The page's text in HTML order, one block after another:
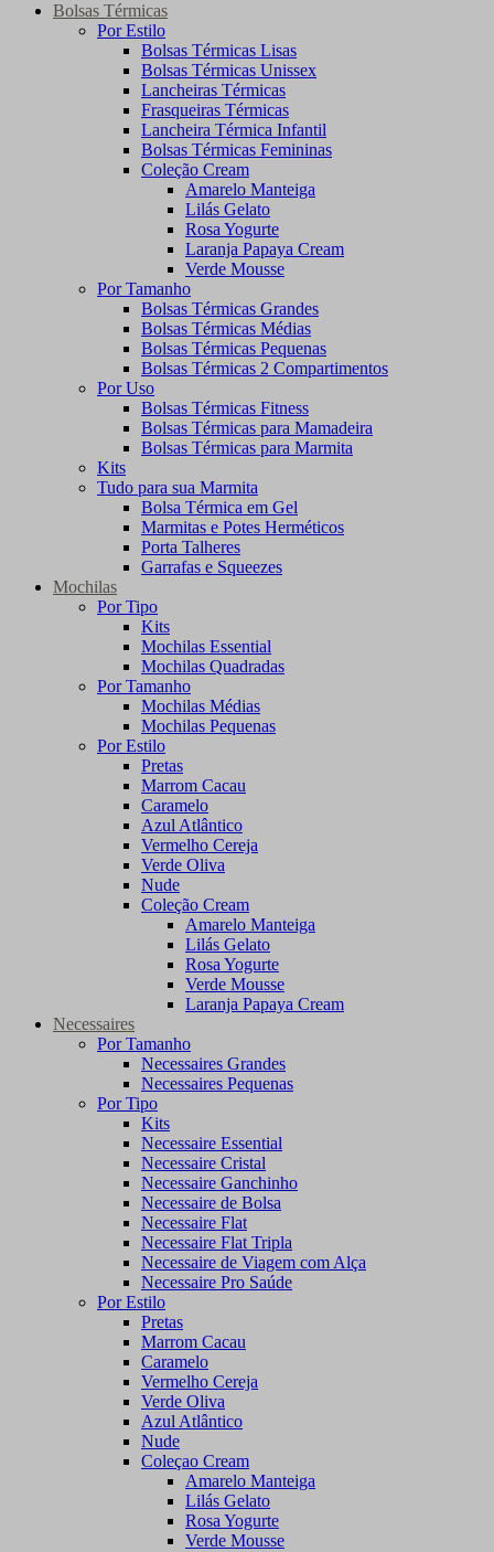
Bolsas Térmicas
Por Estilo
Bolsas Térmicas Lisas
Bolsas Térmicas Unissex
Lancheiras Térmicas
Frasqueiras Térmicas
Lancheira Térmica Infantil
Bolsas Térmicas Femininas
Coleção Cream
Amarelo Manteiga
Lilás Gelato
Rosa Yogurte
Laranja Papaya Cream
Verde Mousse
Por Tamanho
Bolsas Térmicas Grandes
Bolsas Térmicas Médias
Bolsas Térmicas Pequenas
Bolsas Térmicas 2 Compartimentos
Por Uso
Bolsas Térmicas Fitness
Bolsas Térmicas para Mamadeira
Bolsas Térmicas para Marmita
Kits
Tudo para sua Marmita
Bolsa Térmica em Gel
Marmitas e Potes Herméticos
Porta Talheres
Garrafas e Squeezes
Mochilas
Por Tipo
Kits
Mochilas Essential
Mochilas Quadradas
Por Tamanho
Mochilas Médias
Mochilas Pequenas
Por Estilo
Pretas
Marrom Cacau
Caramelo
Azul Atlântico
Vermelho Cereja
Verde Oliva
Nude
Coleção Cream
Amarelo Manteiga
Lilás Gelato
Rosa Yogurte
Verde Mousse
Laranja Papaya Cream
Necessaires
Por Tamanho
Necessaires Grandes
Necessaires Pequenas
Por Tipo
Kits
Necessaire Essential
Necessaire Cristal
Necessaire Ganchinho
Necessaire de Bolsa
Necessaire Flat
Necessaire Flat Tripla
Necessaire de Viagem com Alça
Necessaire Pro Saúde
Por Estilo
Pretas
Marrom Cacau
Caramelo
Vermelho Cereja
Verde Oliva
Azul Atlântico
Nude
Coleçao Cream
Amarelo Manteiga
Lilás Gelato
Rosa Yogurte
Verde Mousse